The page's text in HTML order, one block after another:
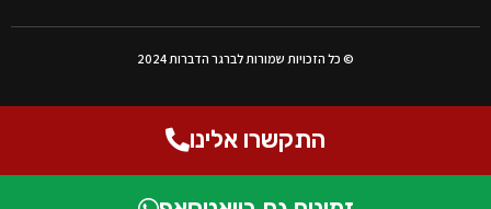
© כל הזכויות שמורות לברגר הדברות 2024
התקשרו אלינו